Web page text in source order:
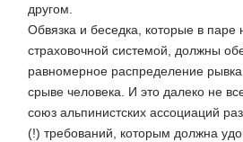
другом.
Обвязка и беседка, которые в паре
страховочной системой, должны
равномерное распределение
срыве человека. И это далеко не
союз альпинистских ассоциаций
(!) требований, которым должна